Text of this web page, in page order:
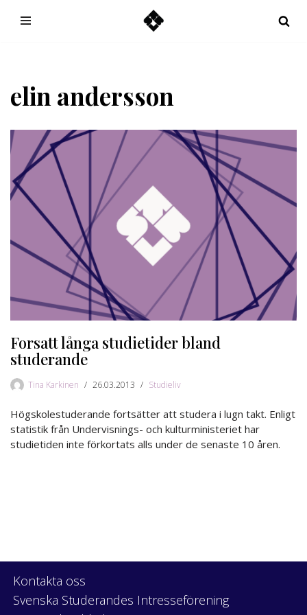
elin andersson
Forsatt långa studietider bland
studerande
Tina Karkinen 26.03.2013 Studieliv
Högskolestuderande fortsätter att studera i lugn takt. Enligt
statistik från Undervisnings- och kulturministeriet har
studietiden inte förkortats alls under de senaste 10 åren.
Kontakta oss
Svenska Studerandes Intresseförening